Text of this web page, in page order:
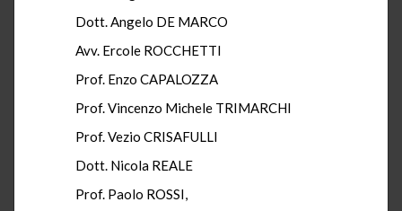
Dott. Angelo DE MARCO
Avv. Ercole ROCCHETTI
Prof. Enzo CAPALOZZA
Prof. Vincenzo Michele TRIMARCHI
Prof. Vezio CRISAFULLI
Dott. Nicola REALE
Prof. Paolo ROSSI,